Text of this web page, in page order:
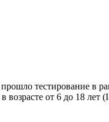
тестирование в
возрасте от 6 до 18 лет